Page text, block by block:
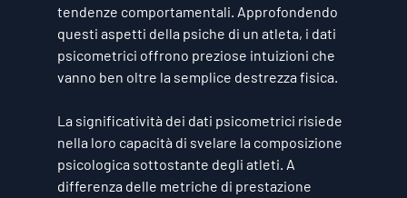
tendenze comportamentali. Approfondendo
questi aspetti della psiche di un atleta, i dati
psicometrici offrono preziose intuizioni che
vanno ben oltre la semplice destrezza fisica.
La significatività dei dati psicometrici risiede
nella loro capacità di svelare la composizione
psicologica sottostante degli atleti. A
differenza delle metriche di prestazione